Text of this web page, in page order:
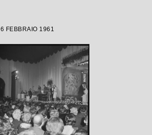
FEBBRAIO 1961